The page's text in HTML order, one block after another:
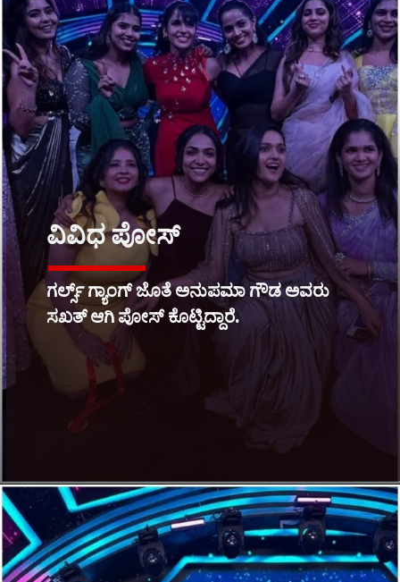
ಗರ್ಲ್ಸ್ ಗ್ಯಾಂಗ್ ಜೊತೆ ಅನುಪಮಾ ಗೌಡ ಅವರು
ಸಖತ್ ಆಗಿ ಪೋಸ್​ ಕೊಟ್ಟಿದ್ದಾರೆ.
ವಿವಿಧ ಪೋಸ್